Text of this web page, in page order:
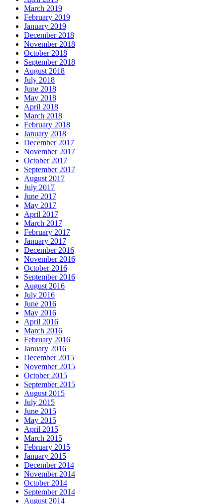
March 2019
February 2019
January 2019
December 2018
November 2018
October 2018
September 2018
August 2018
July 2018
June 2018
May 2018
April 2018
March 2018
February 2018
January 2018
December 2017
November 2017
October 2017
September 2017
August 2017
July 2017
June 2017
May 2017
April 2017
March 2017
February 2017
January 2017
December 2016
November 2016
October 2016
September 2016
August 2016
July 2016
June 2016
May 2016
April 2016
March 2016
February 2016
January 2016
December 2015
November 2015
October 2015
September 2015
August 2015
July 2015
June 2015
May 2015
April 2015
March 2015
February 2015
January 2015
December 2014
November 2014
October 2014
September 2014
August 2014